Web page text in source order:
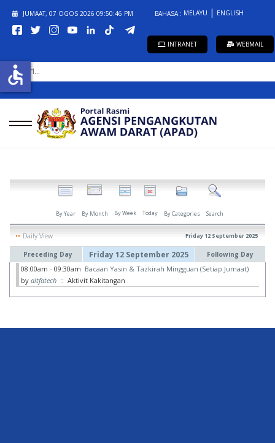
JUMAAT, 07 OGOS 2026 09:50:46 PM BAHASA : MELAYU ENGLISH
INTRANET WEBMAIL
CARI...
By Year By Month By Week Today By Categories Search
Daily View Friday 12 September 2025
Preceding Day Friday 12 September 2025 Following Day
08:00am - 09:30am Bacaan Yasin & Tazkirah Mingguan (Setiap Jumaat)
by altfatech :: Aktivit Kakitangan
accessible